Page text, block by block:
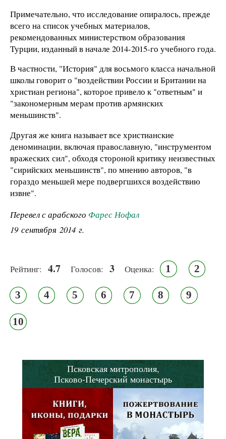
Примечательно, что исследование опиралось, прежде
всего на список учебных материалов,
рекомендованных министерством образования
Турции, изданный в начале 2014-2015-го учебного года.
В частности, "История" для восьмого класса начальной
школы говорит о "воздействии России и Британии на
христиан региона", которое привело к "ответным" и
"закономерным мерам против армянских
меньшинств".
Другая же книга называет все христианские
деноминации, включая православную, "инструментом
вражеских сил", обходя стороной критику неизвестных
"сирийских меньшинств", по мнению авторов, "в
гораздо меньшей мере подвергшихся воздействию
извне".
Перевел с арабского Фарес Нофал
19 сентября 2014 г.
Рейтинг: 4.7 Голосов: 3 Оценка: 1 2
3 4 5 6 7 8 9
10
Псковская митрополия,
Псково-Печерский монастырь